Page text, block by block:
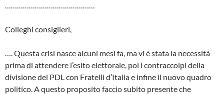
………………………………………
Colleghi consiglieri,
…. Questa crisi nasce alcuni mesi fa, ma vi è stata la necessità
prima di attendere l’esito elettorale, poi i contraccolpi della
divisione del PDL con Fratelli d’Italia e infine il nuovo quadro
politico. A questo proposito faccio subito presente che